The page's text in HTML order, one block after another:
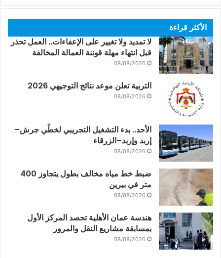
الأكثر قراءة
لا تمديد ولا تغيير على الإعفاءات.. العمل تحذر
قبل انتهاء مهلة قوننة العمالة المخالفة
08/08/2026
التربية تعلن موعد نتائج التوجيهي 2026
08/08/2026
الأحد.. بدء التشغيل التجريبي لخطّي جرش–
إربد وإربد–الزرقاء
08/08/2026
ضبط خط مياه مخالف بطول يتجاوز 400
متر في بيرين
08/08/2026
هندسة عمان الأهلية تحصد المركز الأول
بمسابقة مشاريع النقل والمرور
08/08/2026